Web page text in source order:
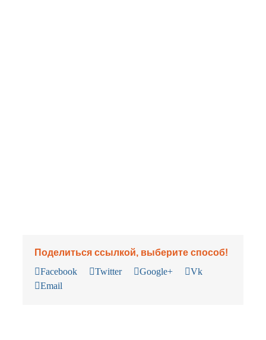
Поделиться ссылкой, выберите способ!
Facebook
Twitter Google+
Vk
Email